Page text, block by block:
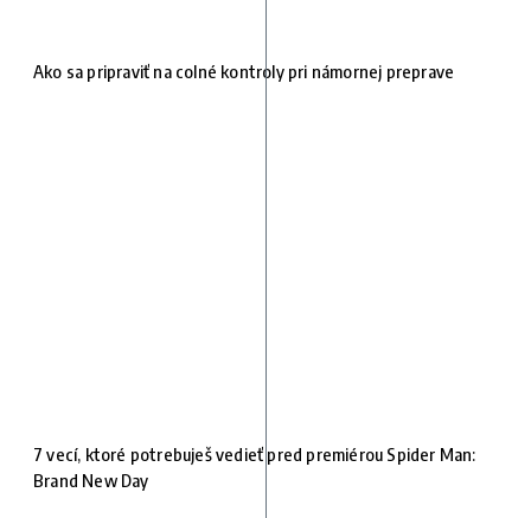
Ako sa pripraviť na colné kontroly pri námornej preprave
7 vecí, ktoré potrebuješ vedieť pred premiérou Spider Man:
Brand New Day